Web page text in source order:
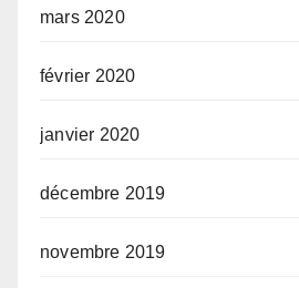
mars 2020
février 2020
janvier 2020
décembre 2019
novembre 2019